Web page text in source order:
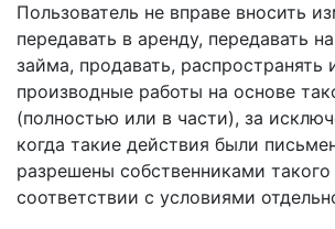
Пользователь не вправе вносить
передавать в аренду, передавать
займа, продавать, распространять
производные работы на основе
(полностью или в части), за
когда такие действия были
разрешены собственниками
соответствии с условиями